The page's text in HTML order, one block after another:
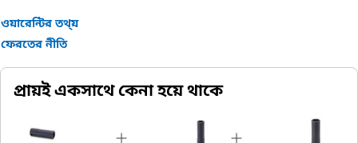
ওয়ারেন্টির তথ্য়
ফেরতের নীতি
প্রায়ই একসাথে কেনা হয়ে থাকে